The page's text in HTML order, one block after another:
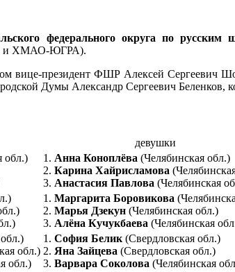
федерального округа по русским
и ХМАО-ЮГРА).
вице-президент ФШР Алексей Сергеевич
Думы Александр Сергеевич
девушки
обл.)
1. Анна Коноплёва (Челябинская обл.)
2. Карина Хайрисламова
3. Анастасия Павлова (Челябинская
1. Маргарита Боровикова
2. Марья Дзекун (Челябинская обл.)
3. Алёна Кучукбаева (Челябинская
обл.)
обл.)
1. София Белик (Свердловская обл.)
2. Яна Зайцева (Свердловская обл.)
3. Варвара Соколова (Челябинская